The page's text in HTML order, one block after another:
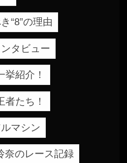
“8”の理由
タビュー
挙紹介！
者たち！
マシン
奈のレース記録